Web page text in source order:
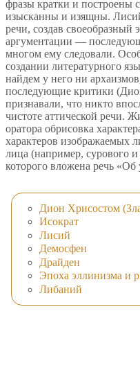
фразы кратки и построены
изысканны и изящны.
речи, создав своеобразный
аргументации —
многом ему следовали.
создании литературного
найдем у него ни
последующие критики
признавали, что никто
чистоте аттической речи.
оратора обрисовка
характеров изображаемых
лица (например, сурового
которого вложена речь «Об
Дион Хрисостом
Исократ
Лисий
Демосфен
Драйден
Эпоха эллинизма и
Либаний